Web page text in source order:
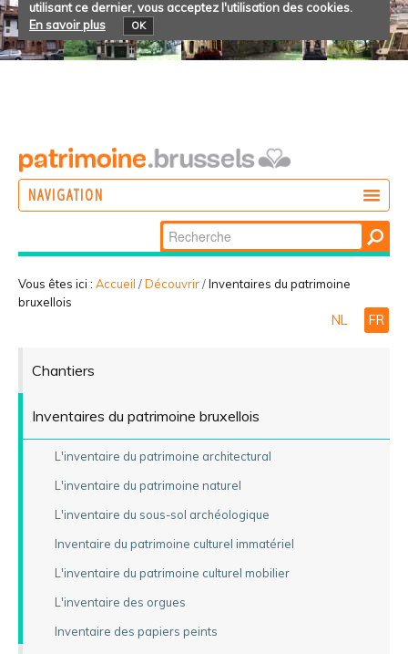
utilisant ce dernier, vous acceptez l'utilisation des cookies.
En savoir plus
OK
NAVIGATION
PARTICIPER
Chercher par
Recherche
avancée…
Vous êtes ici : Accueil /Découvrir/Inventaires du patrimoine
bruxellois
NL FR
Chantiers
Inventaires du patrimoine bruxellois
L'inventaire du patrimoine architectural
L'inventaire du patrimoine naturel
L'inventaire du sous-sol archéologique
Inventaire du patrimoine culturel immatériel
L'inventaire du patrimoine culturel mobilier
L'inventaire des orgues
Inventaire des papiers peints